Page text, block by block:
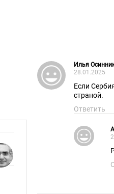
Илья
28.01.2025
Если
страной.
Ответить